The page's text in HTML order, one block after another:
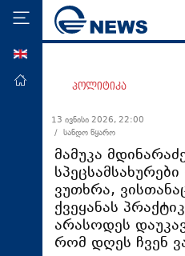
მთავარი
ეკონომიკა
მსოფლიო
ჯანდაცვა
საზოგადოება
სამართალი
პოლიტიკა
13 ივნისი 2026, 22:00
/ სანდო წყარო
მამუკა
ვუთხრა,
ქვეყანას
არასოდეს
რომ დღეს ჩვენ